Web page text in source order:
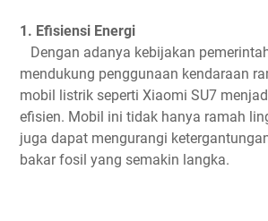
1. Efisiensi Energi
Dengan adanya kebijakan
mendukung penggunaan kendaraan
mobil listrik seperti Xiaomi SU7
efisien. Mobil ini tidak hanya ramah
juga dapat mengurangi
bakar fosil yang semakin langka.